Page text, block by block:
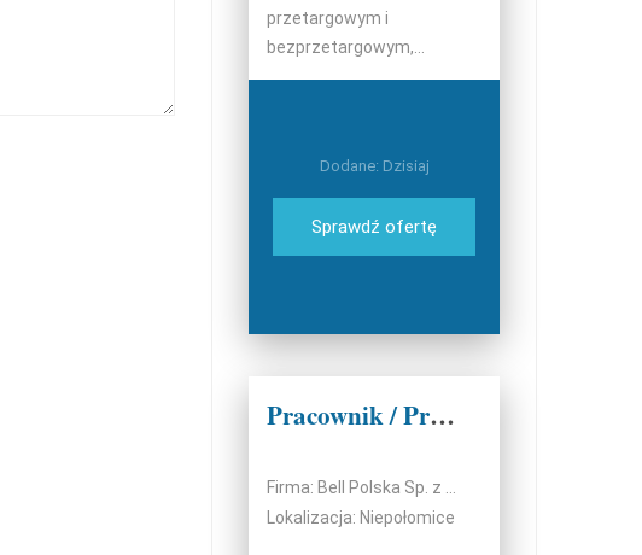
przetargowym i
bezprzetargowym,...
Dodane: Dzisiaj
Sprawdź ofertę
Pracownik / Pracownica pakowni
Lokalizacja: Niepołomice